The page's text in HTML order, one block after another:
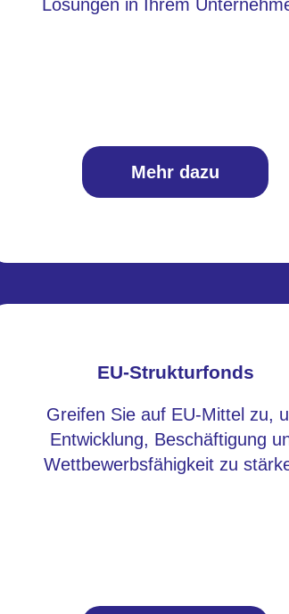
Lösungen in Ihrem
Mehr dazu
EU-Strukturfonds
Greifen Sie auf EU-Mittel zu,
Entwicklung, Beschäftigung
Wettbewerbsfähigkeit zu